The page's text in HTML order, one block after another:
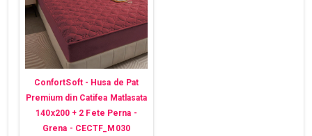
ConfortSoft - Husa de Pat
Premium din Catifea Matlasata
140x200 + 2 Fete Perna -
Grena - CECTF_M030